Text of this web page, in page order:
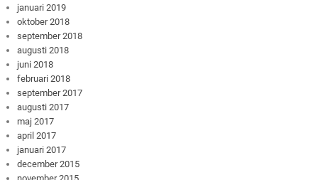
januari 2019
oktober 2018
september 2018
augusti 2018
juni 2018
februari 2018
september 2017
augusti 2017
maj 2017
april 2017
januari 2017
december 2015